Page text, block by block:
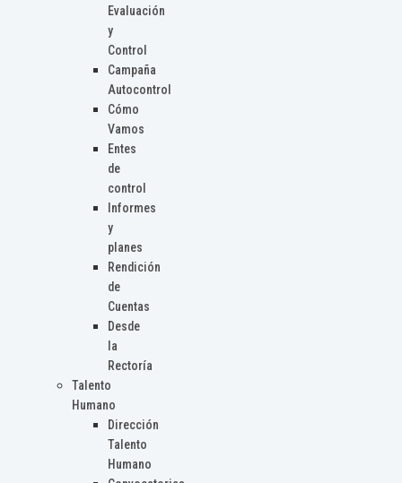
Evaluación
y
Control
Campaña
Autocontrol
Cómo
Vamos
Entes
de
control
Informes
y
planes
Rendición
de
Cuentas
Desde
la
Rectoría
Talento
Humano
Dirección
Talento
Humano